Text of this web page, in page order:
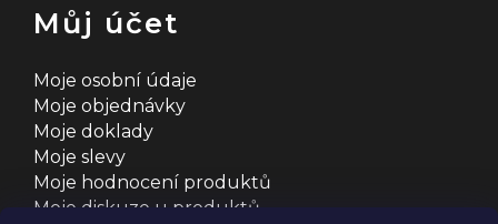
Můj účet
Moje osobní údaje
Moje objednávky
Moje doklady
Moje slevy
Moje hodnocení produktů
Moje diskuze u produktů